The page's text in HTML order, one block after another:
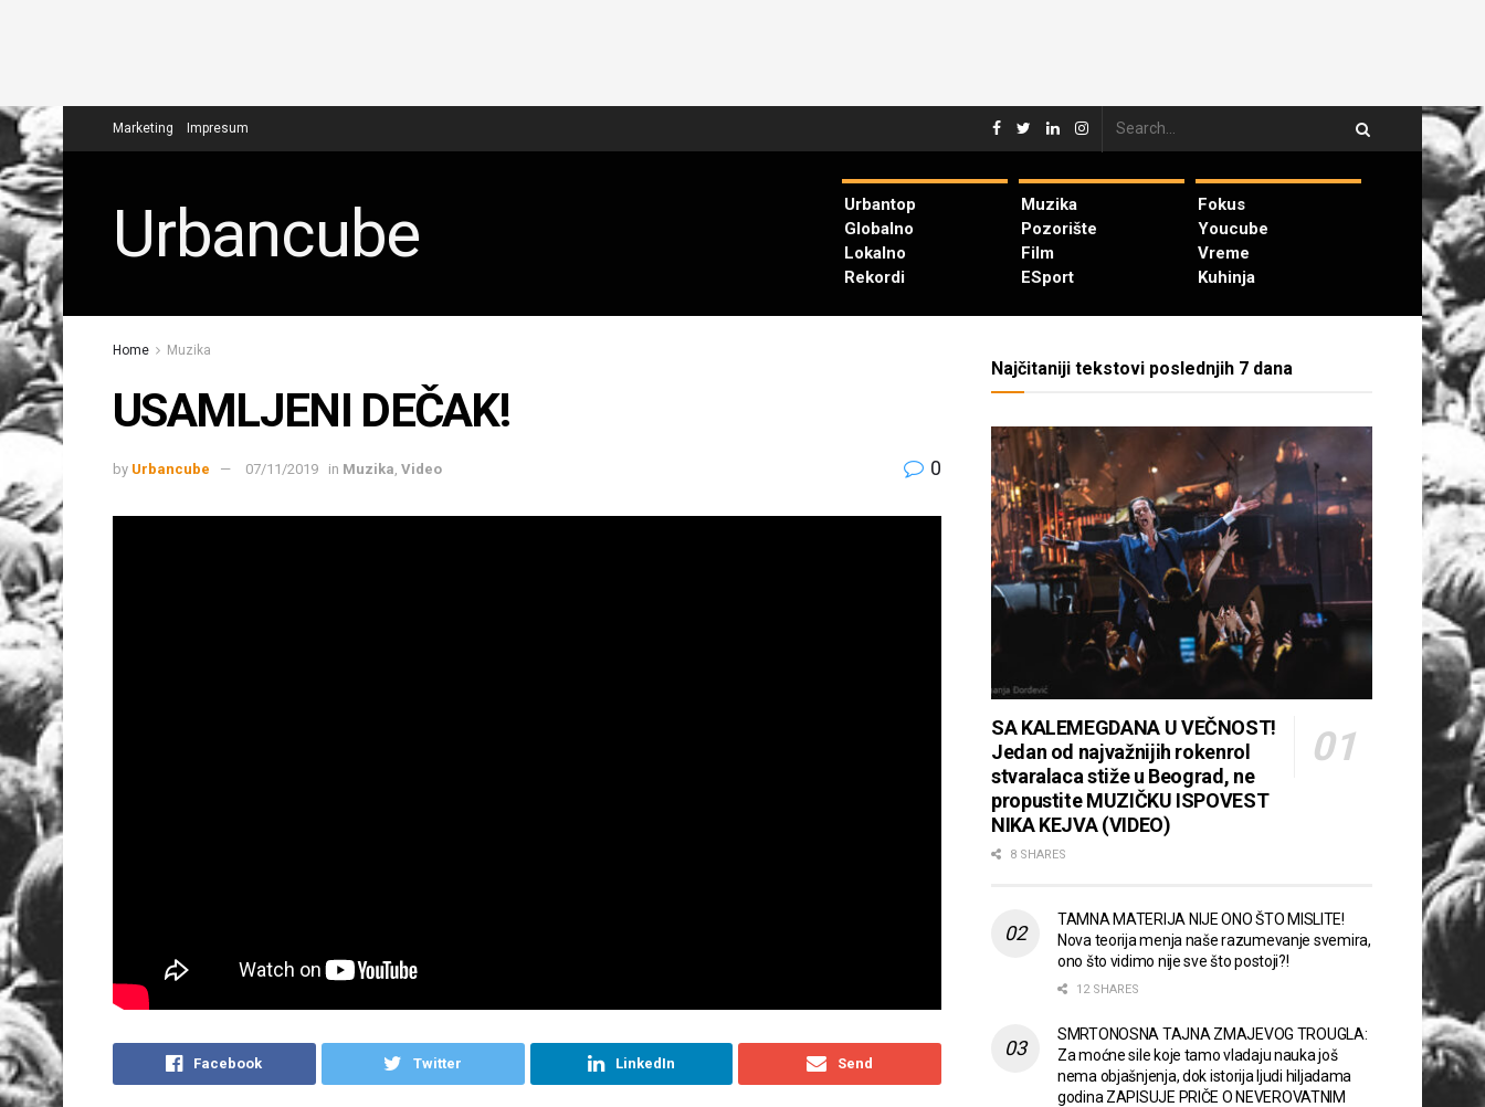
Marketing Impresum
Urbancube
Urbantop
Globalno
Lokalno
Rekordi
Muzika
Pozorište
Film
ESport
Fokus
Youcube
Vreme
Kuhinja
Home Muzika
USAMLJENI DEČAK!
by Urbancube 07/11/2019 in Muzika Video 0
Facebook Twitter LinkedIn Send
Najčitaniji tekstovi poslednjih 7 dana
SA KALEMEGDANA U VEČNOST!
Jedan od najvažnijih rokenrol
stvaralaca stiže u Beograd, ne
propustite MUZIČKU ISPOVEST
NIKA KEJVA (VIDEO)
8 SHARES
TAMNA MATERIJA NIJE ONO ŠTO MISLITE!
Nova teorija menja naše razumevanje svemira,
ono što vidimo nije sve što postoji?!
12 SHARES
SMRTONOSNA TAJNA ZMAJEVOG TROUGLA:
Za moćne sile koje tamo vladaju nauka još
nema objašnjenja, dok istorija ljudi hiljadama
godina ZAPISUJE PRIČE O NEVEROVATNIM